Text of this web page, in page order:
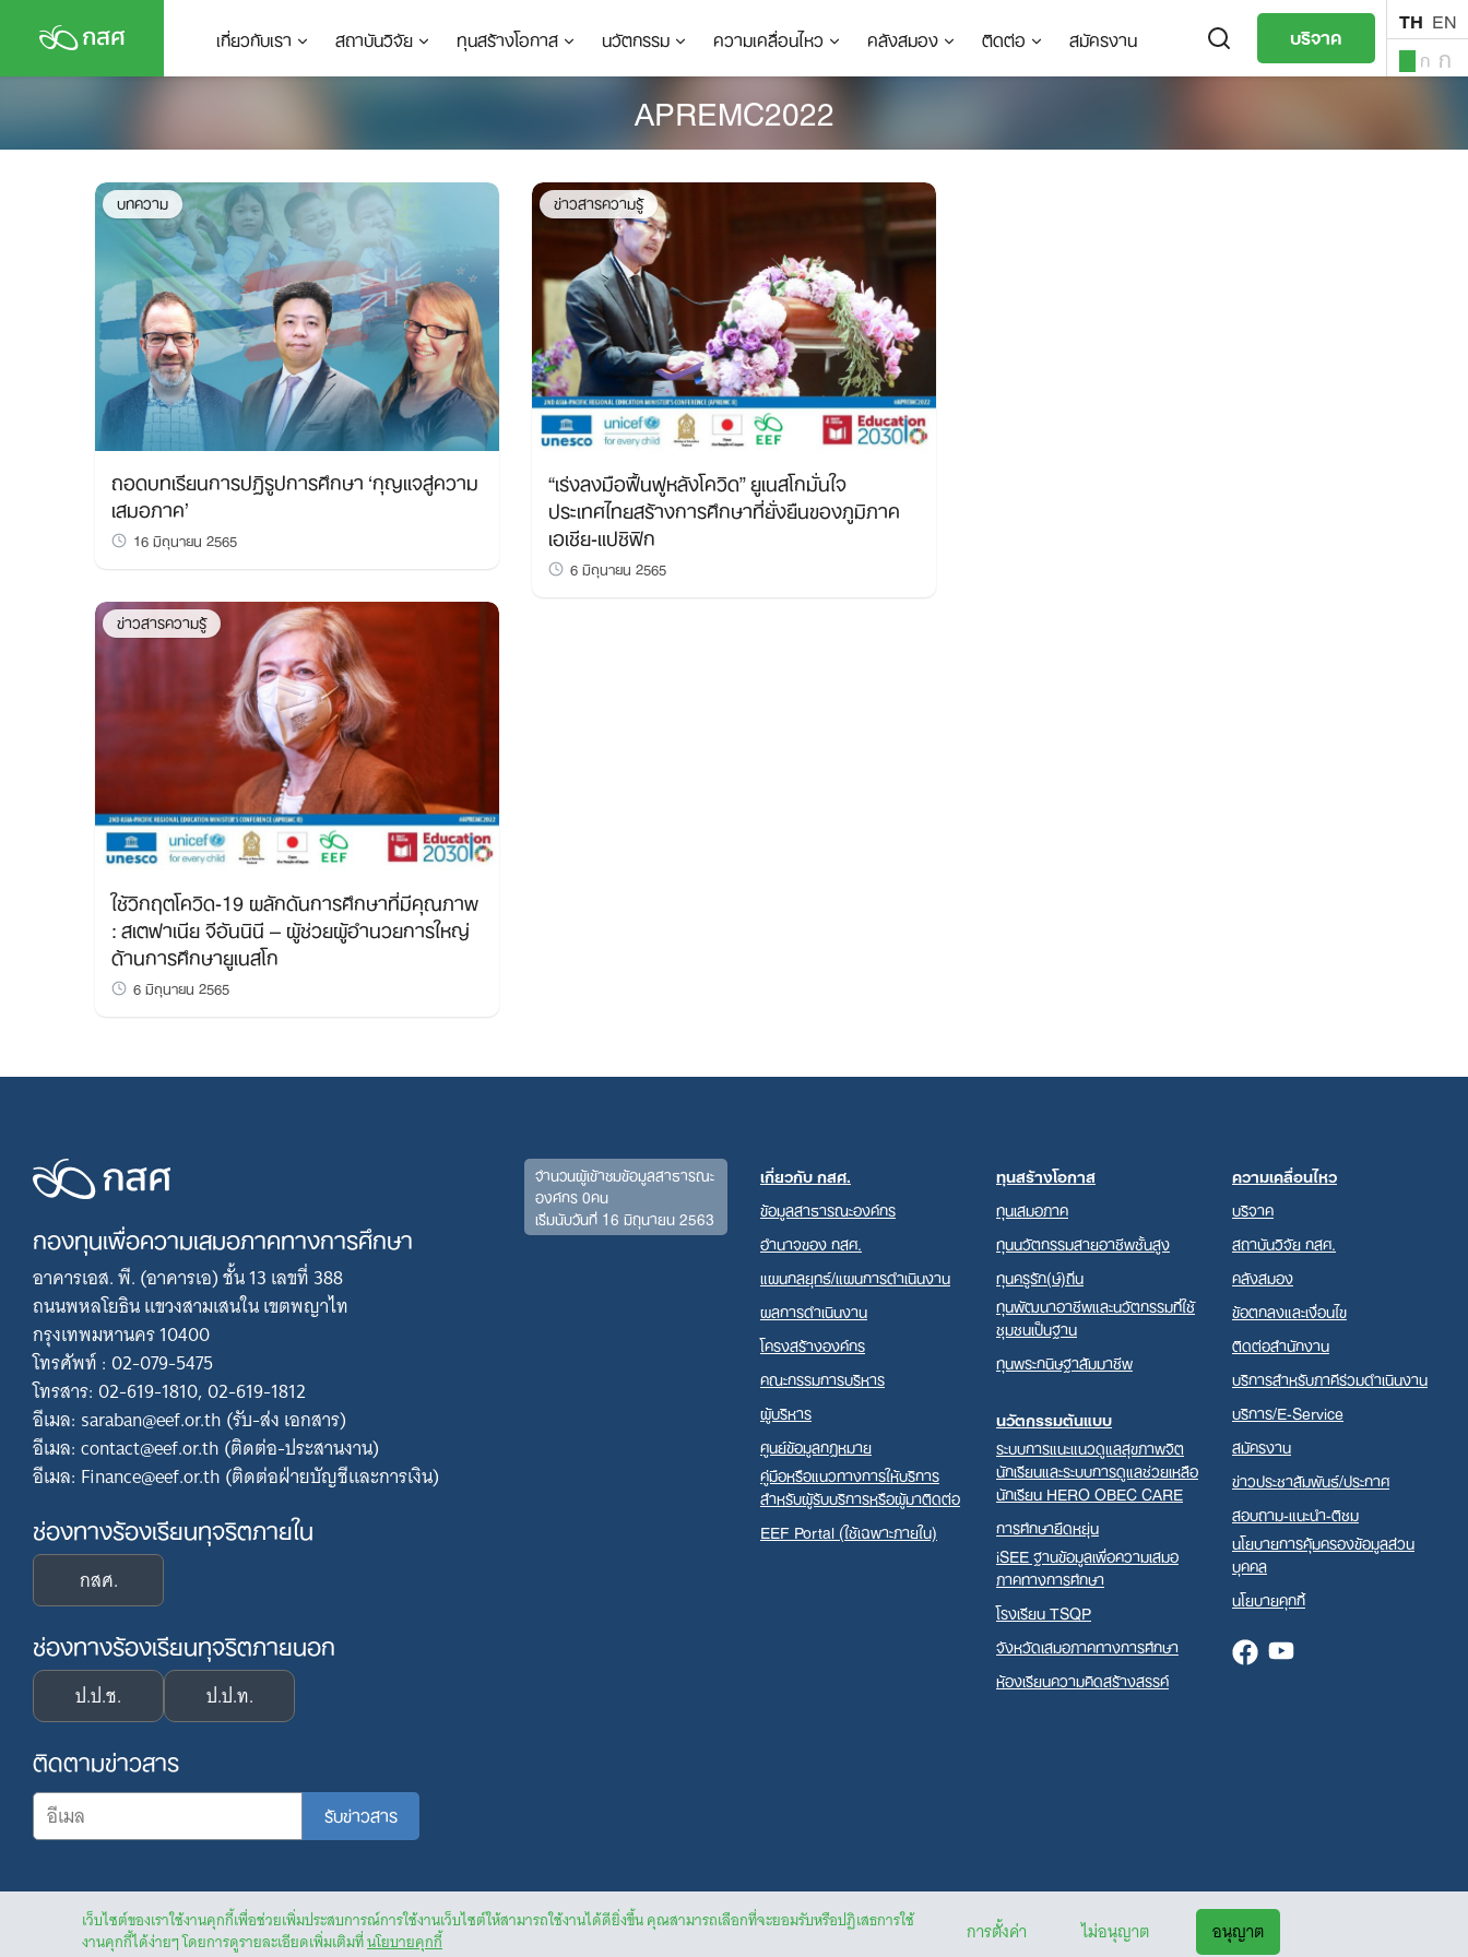
เว็บไซต์ของเราใช้งานคุกกี้เพื่อช่วยเพิ่มประสบการณ์การใช้งานเว็บไซต์ให้สามารถใช้งานได้ดียิ่งขึ้น คุณสามารถเลือกที่จะยอมรับหรือปฏิเสธการใช้
งานคุกกี้ได้ง่ายๆ โดยการดูรายละเอียดเพิ่มเติมที่นโยบายคุกกี้ การตั้งค่า ไม่อนุญาต อนุญาต
content
เกี่ยวกับเรา สถาบันวิจัย ทุนสร้างโอกาส นวัตกรรม ความเคลื่อนไหว คลังสมอง ติดต่อ สมัครงาน บริจาค TH EN
ก ก
APREMC2022
บทความ
ถอดบทเรียนการปฏิรูปการศึกษา ‘กุญแจสู่ความ
เสมอภาค’
16 มิถุนายน 2565
ข่าวสารความรู้
ใช้วิกฤตโควิด-19 ผลักดันการศึกษาที่มีคุณภาพ
: สเตฟาเนีย จีอันนินี – ผู้ช่วยผู้อำนวยการใหญ่
ด้านการศึกษายูเนสโก
6 มิถุนายน 2565
ข่าวสารความรู้
“เร่งลงมือฟื้นฟูหลังโควิด” ยูเนสโกมั่นใจ
ประเทศไทยสร้างการศึกษาที่ยั่งยืนของภูมิภาค
เอเชีย-แปซิฟิก
6 มิถุนายน 2565
กองทุนเพื่อความเสมอภาคทางการศึกษา
อาคารเอส. พี. (อาคารเอ) ชั้น 13 เลขที่ 388
ถนนพหลโยธิน แขวงสามเสนใน เขตพญาไท
กรุงเทพมหานคร 10400
โทรศัพท์ : 02-079-5475
โทรสาร: 02-619-1810, 02-619-1812
อีเมล: saraban@eef.or.th (รับ-ส่ง เอกสาร)
อีเมล: contact@eef.or.th (ติดต่อ-ประสานงาน)
อีเมล: Finance@eef.or.th (ติดต่อฝ่ายบัญชีและการเงิน)
ช่องทางร้องเรียนทุจริตภายใน
กสศ.
ช่องทางร้องเรียนทุจริตภายนอก
ป.ป.ช. ป.ป.ท.
ติดตามข่าวสาร
จำนวนผู้เข้าชมข้อมูลสาธารณะ
องค์กร 0คน
เริ่มนับวันที่ 16 มิถุนายน 2563
เกี่ยวกับ กสศ.
ข้อมูลสาธารณะองค์กร
อำนาจของ กสศ.
แผนกลยุทธ์/แผนการดำเนินงาน
ผลการดำเนินงาน
โครงสร้างองค์กร
คณะกรรมการบริหาร
ผู้บริหาร
ศูนย์ข้อมูลกฎหมาย
คู่มือหรือแนวทางการให้บริการ
สำหรับผู้รับบริการหรือผู้มาติดต่อ
EEF Portal (ใช้เฉพาะภายใน)
ทุนสร้างโอกาส
ทุนเสมอภาค
ทุนนวัตกรรมสายอาชีพชั้นสูง
ทุนครูรัก(ษ์)ถิ่น
ทุนพัฒนาอาชีพและนวัตกรรมที่ใช้
ชุมชนเป็นฐาน
ทุนพระกนิษฐาสัมมาชีพ
นวัตกรรมต้นแบบ
ระบบการแนะแนวดูแลสุขภาพจิต
นักเรียนและระบบการดูแลช่วยเหลือ
นักเรียน HERO OBEC CARE
การศึกษายืดหยุ่น
iSEE ฐานข้อมูลเพื่อความเสมอ
ภาคทางการศึกษา
โรงเรียน TSQP
จังหวัดเสมอภาคทางการศึกษา
ห้องเรียนความคิดสร้างสรรค์
ความเคลื่อนไหว
บริจาค
สถาบันวิจัย กสศ.
คลังสมอง
ข้อตกลงและเงื่อนไข
ติดต่อสำนักงาน
บริการสำหรับภาคีร่วมดำเนินงาน
บริการ/E-Service
สมัครงาน
ข่าวประชาสัมพันธ์/ประกาศ
สอบถาม-แนะนำ-ติชม
นโยบายการคุ้มครองข้อมูลส่วน
บุคคล
นโยบายคุกกี้
FacebookYoutube